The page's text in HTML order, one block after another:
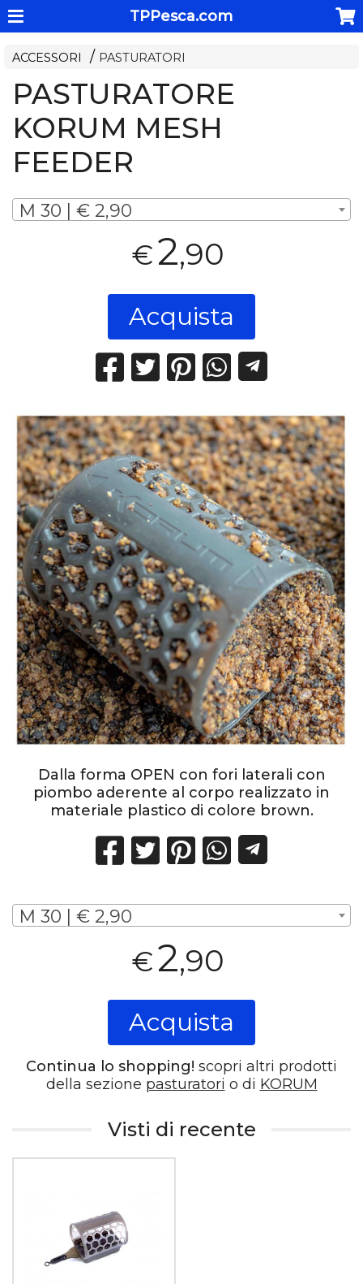
TPPesca.com
ACCESSORI PASTURATORI
PASTURATORE
KORUM MESH
FEEDER
M 30 | € 2,90
€2,90
Acquista
Dalla forma OPEN con fori laterali con
piombo aderente al corpo realizzato in
materiale plastico di colore brown.
M 30 | € 2,90
€2,90
Acquista
Continua lo shopping! scopri altri prodotti
della sezione pasturatori o di KORUM
Visti di recente